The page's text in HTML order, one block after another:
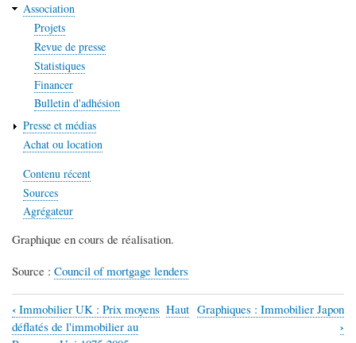
Association
Projets
Revue de presse
Statistiques
Financer
Bulletin d'adhésion
Presse et médias
Achat ou location
Contenu récent
Sources
Agrégateur
Graphique en cours de réalisation.
Source : Council of mortgage lenders
Liens
‹ Immobilier UK : Prix moyens
déflatés de l'immobilier au
Haut Graphiques : Immobilier Japon
›